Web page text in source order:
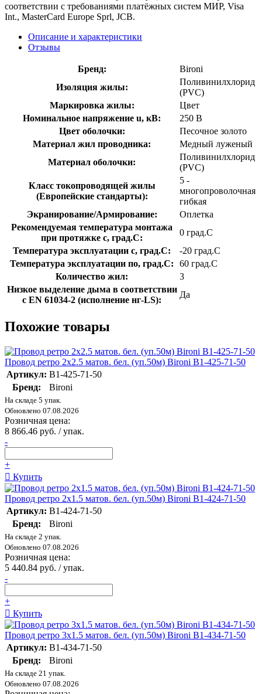
соответствии с требованиями платёжных систем МИР, Visa
Int., MasterCard Europe Sprl, JCB.
Описание и характеристики
Отзывы
Бренд:
Bironi
Изоляция жилы:
Поливинилхлорид
(PVC)
Маркировка жилы:
Цвет
Номинальное напряжение u, кВ:
250 В
Цвет оболочки:
Песочное золото
Материал жил проводника:
Медный луженый
Материал оболочки:
Поливинилхлорид
(PVC)
Класс токопроводящей жилы
(Европейские стандарты):
5 -
многопроволочная
гибкая
Экранирование/Армирование:
Оплетка
Рекомендуемая температура монтажа
при протяжке с, град.C:
0 град.C
Температура эксплуатации с, град.C:
-20 град.C
Температура эксплуатации по, град.C:
60 град.C
Количество жил:
3
Низкое выделение дыма в соответствии
с EN 61034-2 (исполнение нг-LS):
Да
Похожие товары
Провод ретро 2х2.5 матов. бел. (уп.50м) Bironi B1-425-71-50
Артикул: B1-425-71-50
Бренд:
Bironi
На складе 5 упак.
Обновлено 07.08.2026
Розничная цена:
8 866.46 руб. / упак.
-
+
Купить
Провод ретро 2х1.5 матов. бел. (уп.50м) Bironi B1-424-71-50
Артикул: B1-424-71-50
Бренд:
Bironi
На складе 2 упак.
Обновлено 07.08.2026
Розничная цена:
5 440.84 руб. / упак.
-
+
Купить
Провод ретро 3х1.5 матов. бел. (уп.50м) Bironi B1-434-71-50
Артикул: B1-434-71-50
Бренд:
Bironi
На складе 21 упак.
Обновлено 07.08.2026